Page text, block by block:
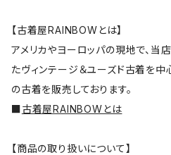
【古着屋RAINBOWとは】
アメリカやヨーロッパの現地で、当
たヴィンテージ＆ユーズド古着を中
の古着を販売しております。
■古着屋RAINBOWとは
【商品の取り扱いについて】